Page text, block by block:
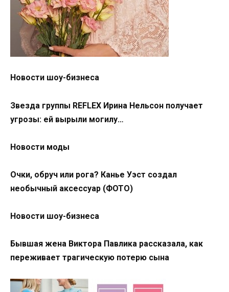
Новости шоу-бизнеса
Звезда группы REFLEX Ирина Нельсон получает
угрозы: ей вырыли могилу…
Новости моды
Очки, обруч или рога? Канье Уэст создал
необычный аксессуар (ФОТО)
Новости шоу-бизнеса
Бывшая жена Виктора Павлика рассказала, как
переживает трагическую потерю сына